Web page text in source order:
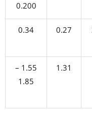
0.200
0.27
0.34
1.31
1.55 –
1.85